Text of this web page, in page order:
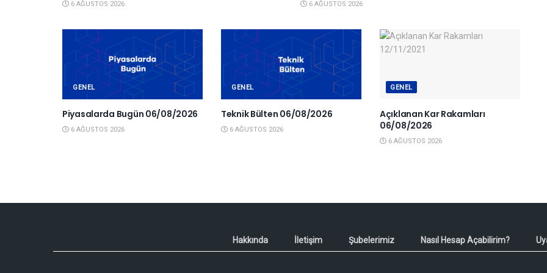
6 AĞUSTOS 2026 6 AĞUSTOS 2026
GENEL
Piyasalarda Bugün 06/08/2026
6 AĞUSTOS 2026
GENEL
Teknik Bülten 06/08/2026
6 AĞUSTOS 2026
GENEL
Açıklanan Kar Rakamları
06/08/2026
6 AĞUSTOS 2026
Hakkında İletişim Şubelerimiz Nasıl Hesap Açabilirim?